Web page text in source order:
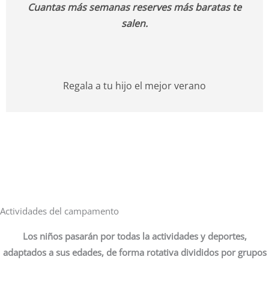
Cuantas más semanas reserves más baratas te
salen.
Regala a tu hijo el mejor verano
Actividades del campamento
Los niños pasarán por todas la actividades y deportes,
adaptados a sus edades, de forma rotativa divididos por grupos